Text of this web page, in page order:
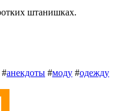
штанишках.
#анекдоты #моду #одежду